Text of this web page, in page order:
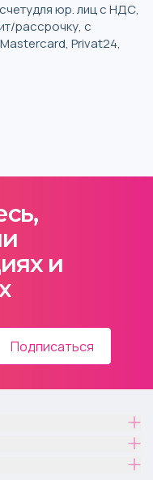
юр. лиц с НДС,
рассрочку, с
Privat24,
и
Подписаться